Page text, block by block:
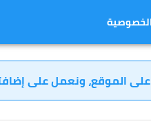
الموقع، ونعمل على